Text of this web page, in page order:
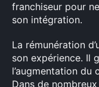
franchiseur pour
son intégration.
La rémunération
son expérience. Il
l’augmentation du
Dans de